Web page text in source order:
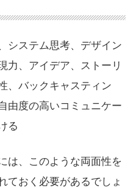
システム思考、デザイン
力、アイデア、ストーリ
、バックキャスティン
由度の高いコミュニケー
る
は、このような両面性を
ておく必要があるでしょ